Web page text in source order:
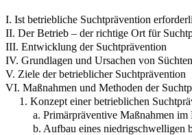
I. Ist betriebliche Suchtprävention
II. Der Betrieb – der richtige Ort für
III. Entwicklung der Suchtprävention
IV. Grundlagen und Ursachen von Süchten
V. Ziele der betrieblicher Suchtprävention
VI. Maßnahmen und Methoden der
1. Konzept einer betrieblichen
a. Primärpräventive Maßnahmen im
b. Aufbau eines niedrigschwelligen